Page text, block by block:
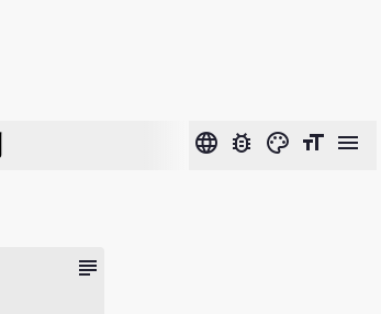
language bug_report color_lens format_size menu
subject